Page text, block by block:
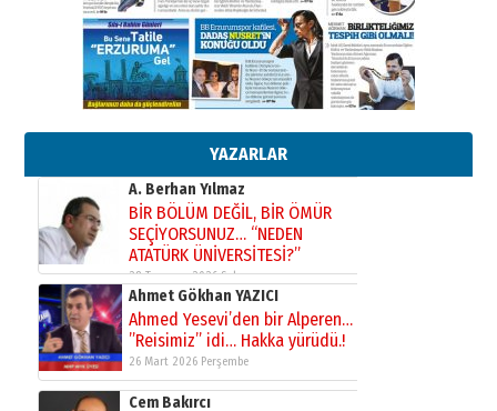
YAZARLAR
Bir fotoğraf, bir şehir, bir
gazeteci… Dizginler kimin
elinde?
31 Mart 2026 Salı
A. Berhan Yılmaz
ATATÜRK ÜNİVERSİTESİ?”
28 Temmuz 2026 Salı
Ahmet Gökhan YAZICI
Ahmed Yesevi’den bir Alperen…
”Reisimiz” idi… Hakka yürüdü.!
26 Mart 2026 Perşembe
Cem Bakırcı
Ardında bıraktığı hatıralarıyla
gönül adamı Faruk Terzioğlu!